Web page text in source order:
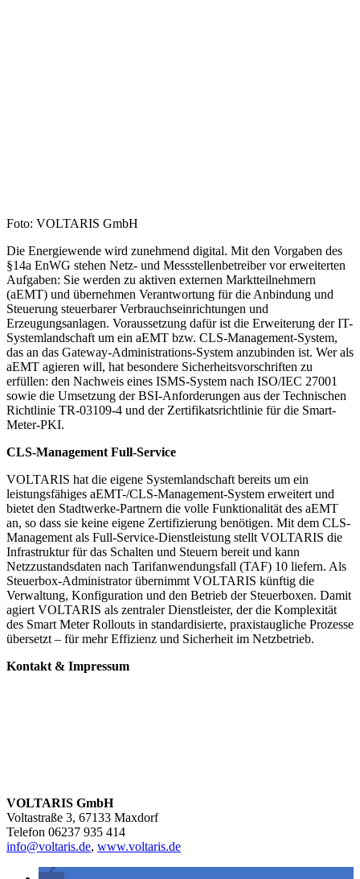
Foto: VOLTARIS GmbH
Die Energiewende wird zunehmend digital. Mit den Vorgaben des
§14a EnWG stehen Netz- und Messstellenbetreiber vor erweiterten
Aufgaben: Sie werden zu aktiven externen Marktteilnehmern
(aEMT) und übernehmen Verantwortung für die Anbindung und
Steuerung steuerbarer Verbrauchseinrichtungen und
Erzeugungsanlagen. Voraussetzung dafür ist die Erweiterung der IT-
Systemlandschaft um ein aEMT bzw. CLS-Management-System,
das an das Gateway-Administrations-System anzubinden ist. Wer als
aEMT agieren will, hat besondere Sicherheitsvorschriften zu
erfüllen: den Nachweis eines ISMS-System nach ISO/IEC 27001
sowie die Umsetzung der BSI-Anforderungen aus der Technischen
Richtlinie TR-03109-4 und der Zertifikatsrichtlinie für die Smart-
Meter-PKI.
CLS-Management Full-Service
VOLTARIS hat die eigene Systemlandschaft bereits um ein
leistungsfähiges aEMT-/CLS-Management-System erweitert und
bietet den Stadtwerke-Partnern die volle Funktionalität des aEMT
an, so dass sie keine eigene Zertifizierung benötigen. Mit dem CLS-
Management als Full-Service-Dienstleistung stellt VOLTARIS die
Infrastruktur für das Schalten und Steuern bereit und kann
Netzzustandsdaten nach Tarifanwendungsfall (TAF) 10 liefern. Als
Steuerbox-Administrator übernimmt VOLTARIS künftig die
Verwaltung, Konfiguration und den Betrieb der Steuerboxen. Damit
agiert VOLTARIS als zentraler Dienstleister, der die Komplexität
des Smart Meter Rollouts in standardisierte, praxistaugliche Prozesse
übersetzt – für mehr Effizienz und Sicherheit im Netzbetrieb.
Kontakt & Impressum
VOLTARIS GmbH
Voltastraße 3, 67133 Maxdorf
Telefon 06237 935 414
info@voltaris.de, www.voltaris.de